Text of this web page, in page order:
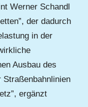
Werner Schandl
der dadurch
in der
Ausbau des
ergänzt